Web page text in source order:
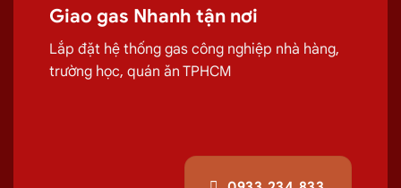
Giao gas Nhanh tận nơi
Lắp đặt hệ thống gas công nghiệp nhà hàng,
trường học, quán ăn TPHCM